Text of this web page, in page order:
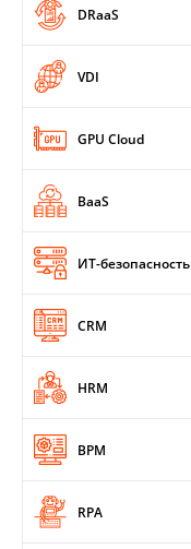
DRaaS
VDI
GPU Cloud
BaaS
ИТ-безопасность
CRM
HRM
BPM
RPA